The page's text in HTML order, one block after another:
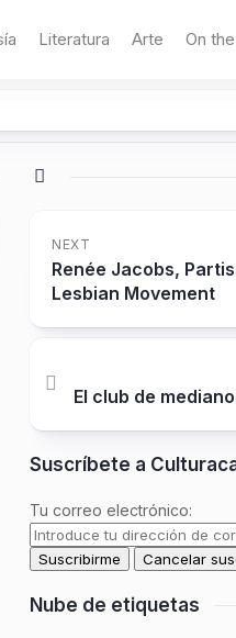
Literatura Arte On
NEXT
Renée Jacobs,
Lesbian Movement
El club de
Suscríbete a
Tu correo electrónico:
Nube de etiquetas